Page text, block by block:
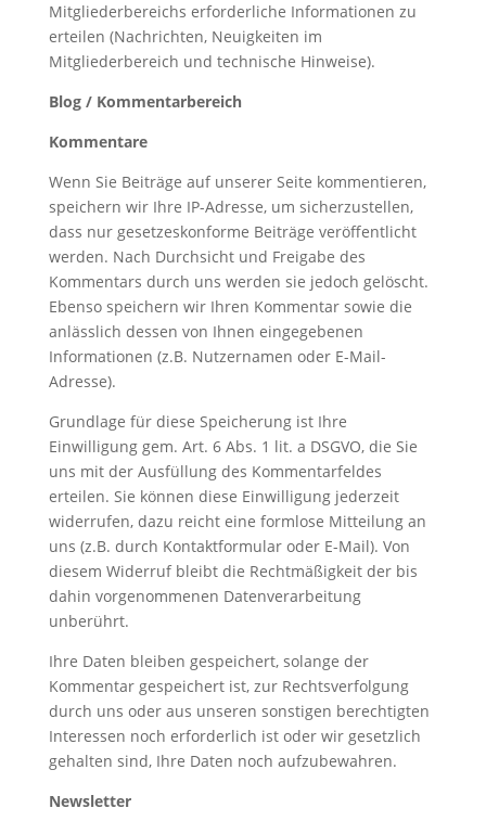
Mitgliederbereichs erforderliche Informationen zu
erteilen (Nachrichten, Neuigkeiten im
Mitgliederbereich und technische Hinweise).
Blog / Kommentarbereich
Kommentare
Wenn Sie Beiträge auf unserer Seite kommentieren,
speichern wir Ihre IP-Adresse, um sicherzustellen,
dass nur gesetzeskonforme Beiträge veröffentlicht
werden. Nach Durchsicht und Freigabe des
Kommentars durch uns werden sie jedoch gelöscht.
Ebenso speichern wir Ihren Kommentar sowie die
anlässlich dessen von Ihnen eingegebenen
Informationen (z.B. Nutzernamen oder E-Mail-
Adresse).
Grundlage für diese Speicherung ist Ihre
Einwilligung gem. Art. 6 Abs. 1 lit. a DSGVO, die Sie
uns mit der Ausfüllung des Kommentarfeldes
erteilen. Sie können diese Einwilligung jederzeit
widerrufen, dazu reicht eine formlose Mitteilung an
uns (z.B. durch Kontaktformular oder E-Mail). Von
diesem Widerruf bleibt die Rechtmäßigkeit der bis
dahin vorgenommenen Datenverarbeitung
unberührt.
Ihre Daten bleiben gespeichert, solange der
Kommentar gespeichert ist, zur Rechtsverfolgung
durch uns oder aus unseren sonstigen berechtigten
Interessen noch erforderlich ist oder wir gesetzlich
gehalten sind, Ihre Daten noch aufzubewahren.
Newsletter